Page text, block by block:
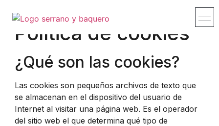
Política de cookies
¿Qué son las cookies?
Las cookies son pequeños archivos de texto que
se almacenan en el dispositivo del usuario de
Internet al visitar una página web. Es el operador
del sitio web el que determina qué tipo de